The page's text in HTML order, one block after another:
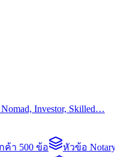
Investor, Skilled…
ค้า 500 ข้อ หัวข้อ